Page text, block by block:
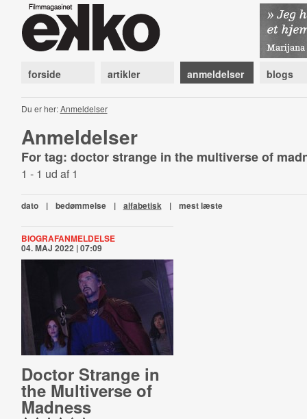
forside artikler anmeldelser blogs
Du er her:Anmeldelser
Anmeldelser
For tag: doctor strange in the multiverse of
1 - 1 ud af 1
dato | bedømmelse | alfabetisk | mest læste
BIOGRAFANMELDELSE
04. MAJ 2022 | 07:09
Doctor Strange in
the Mul­ti­verse of
Madness